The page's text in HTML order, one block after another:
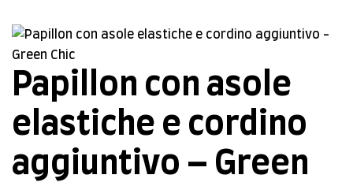
Papillon con asole
elastiche e cordino
aggiuntivo – Green